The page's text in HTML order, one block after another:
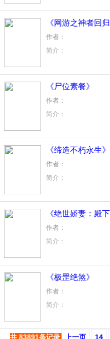
忆，逝去的青春……
《网游之神者回归
作者：
简介：
《尸位素餐》
作者：
简介：
所谓上帝定下的规则
《缔造不朽永生》
作者：
简介：
《绝世娇妻：殿
作者：
简介：
“夫人，怀着身孕，你
她瞪大眼睛看着面前
他手臂一伸，打横抱
《极罡绝煞》
作者：
简介：
共 83891条记录 上一页 14